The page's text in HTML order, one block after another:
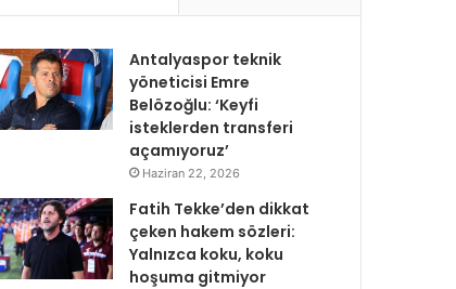
Antalyaspor teknik
yöneticisi Emre
Belözoğlu: ‘Keyfi
isteklerden transferi
açamıyoruz’
Haziran 22, 2026
Fatih Tekke’den dikkat
çeken hakem sözleri:
Yalnızca koku, koku
hoşuma gitmiyor